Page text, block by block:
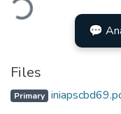
💬
Files
Primary